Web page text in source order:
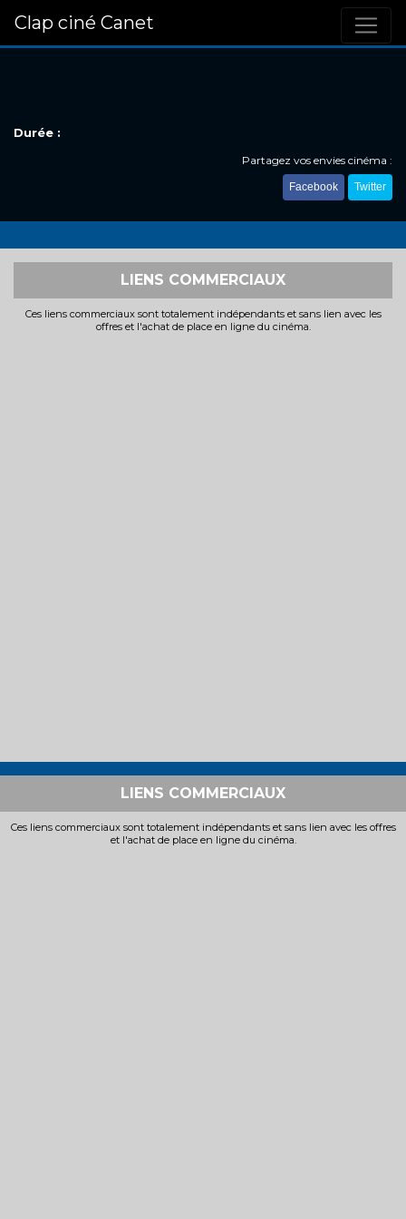
Clap ciné Canet
Durée :
Partagez vos envies cinéma :
Facebook Twitter
LIENS COMMERCIAUX
Ces liens commerciaux sont totalement indépendants et sans lien avec les
offres et l'achat de place en ligne du cinéma.
LIENS COMMERCIAUX
Ces liens commerciaux sont totalement indépendants et sans lien avec les offres
et l'achat de place en ligne du cinéma.